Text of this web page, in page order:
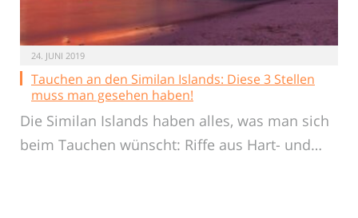
24. JUNI 2019
Tauchen an den Similan Islands: Diese 3 Stellen
muss man gesehen haben!
Die Similan Islands haben alles, was man sich
beim Tauchen wünscht: Riffe aus Hart- und…